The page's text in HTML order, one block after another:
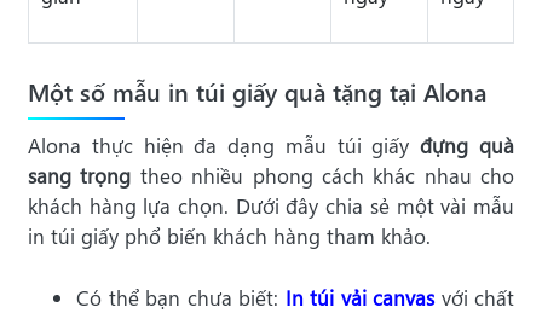
Một số mẫu in túi giấy quà tặng tại Alona
Alona thực hiện đa dạng mẫu túi giấyđựng quà
sang trọng theo nhiều phong cách khác nhau cho
khách hàng lựa chọn. Dưới đây chia sẻ một vài mẫu
in túi giấy phổ biến khách hàng tham khảo.
Có thể bạn chưa biết: In túi vải canvasvới chất